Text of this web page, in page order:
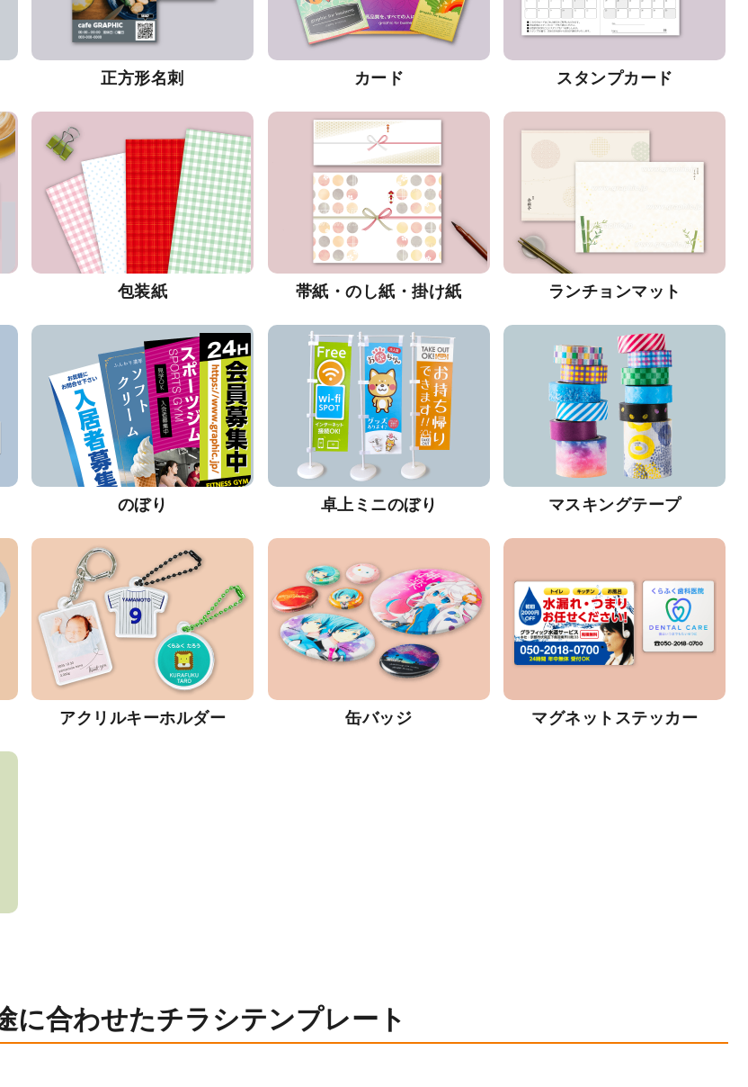
正方形名刺 カード スタンプカード
包装紙 帯紙・のし紙・掛け紙 ランチョンマット
のぼり 卓上ミニのぼり マスキングテープ
アクリルキーホルダー 缶バッジ マグネットステッカー
に合わせたチラシテンプレート